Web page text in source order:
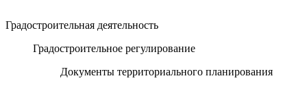
Градостроительная деятельность
Градостроительное регулирование
Документы территориального планирования